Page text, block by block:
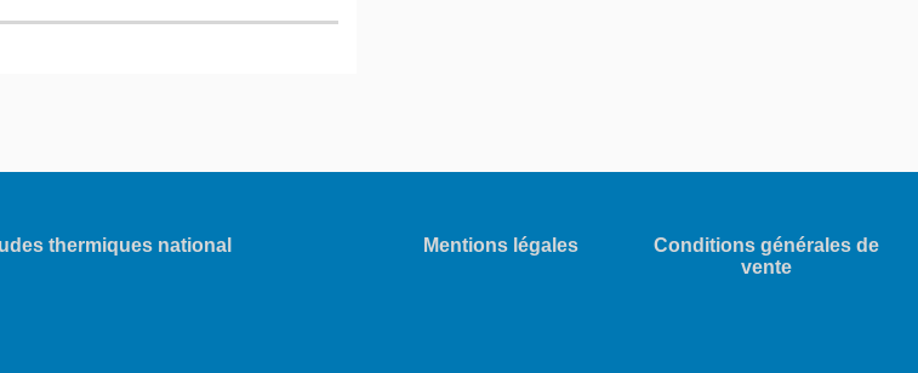
thermiques national Mentions légales
Conditions générales de
vente